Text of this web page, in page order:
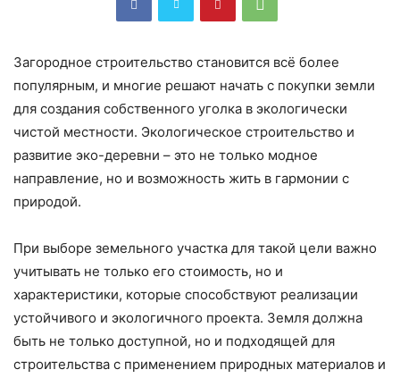
Загородное строительство становится всё более
популярным, и многие решают начать с покупки земли
для создания собственного уголка в экологически
чистой местности. Экологическое строительство и
развитие эко-деревни – это не только модное
направление, но и возможность жить в гармонии с
природой.
При выборе земельного участка для такой цели важно
учитывать не только его стоимость, но и
характеристики, которые способствуют реализации
устойчивого и экологичного проекта. Земля должна
быть не только доступной, но и подходящей для
строительства с применением природных материалов и